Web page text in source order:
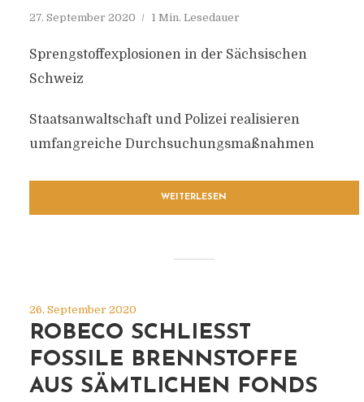
27. September 2020 1 Min. Lesedauer
Sprengstoffexplosionen in der Sächsischen
Schweiz
Staatsanwaltschaft und Polizei realisieren
umfangreiche Durchsuchungsmaßnahmen
WEITERLESEN
26. September 2020
ROBECO SCHLIESST F
OSSILE BRENNSTOFFE A
US SÄMTLICHEN FONDS A